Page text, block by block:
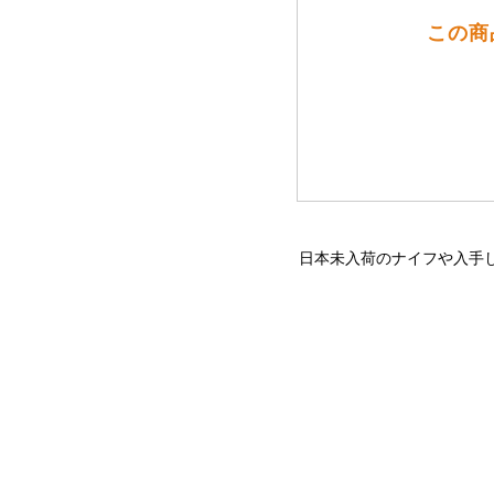
この
日本未入荷のナイフや入手